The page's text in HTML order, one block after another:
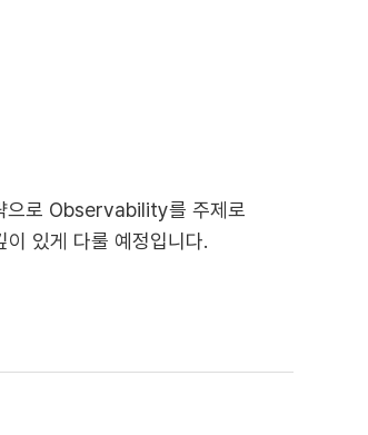
으로 Observability를 주제로
있게 다룰 예정입니다.